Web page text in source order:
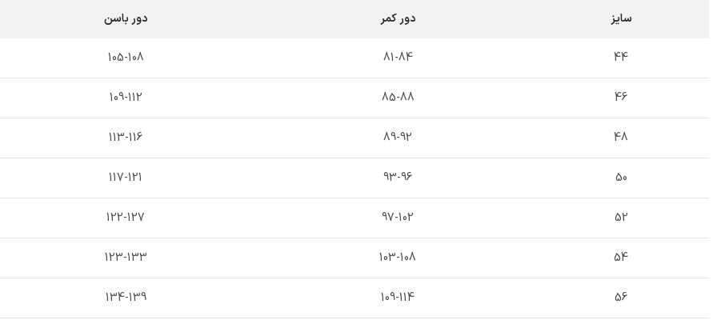
سایز دور کمر دور باسن
44
81-84
105-108
46
85-88
109-112
48
89-92
113-116
50
93-96
117-121
52
97-102
122-127
54
103-108
123-133
56
109-114
134-139